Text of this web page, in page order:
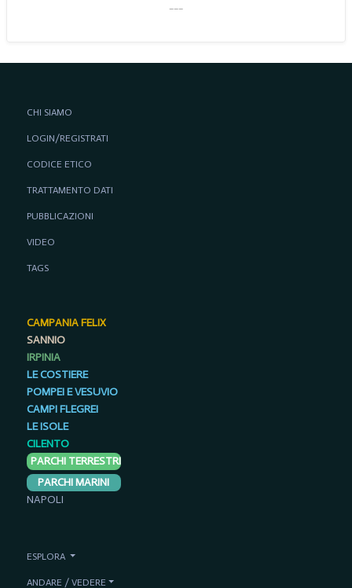
CHI SIAMO
LOGIN/REGISTRATI
CODICE ETICO
TRATTAMENTO DATI
PUBBLICAZIONI
VIDEO
TAGS
CAMPANIA FELIX
SANNIO
IRPINIA
LE COSTIERE
POMPEI E VESUVIO
CAMPI FLEGREI
LE ISOLE
CILENTO
PARCHI TERRESTRI
PARCHI MARINI
NAPOLI
ESPLORA
ANDARE / VEDERE